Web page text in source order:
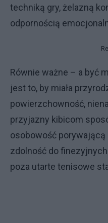
techniką gry, żelazną
odpornością
Równie ważne – a być
jest to, by miała
powierzchowność,
przyjazny kibicom
osobowość porywającą
zdolność do
poza utarte tenisowe